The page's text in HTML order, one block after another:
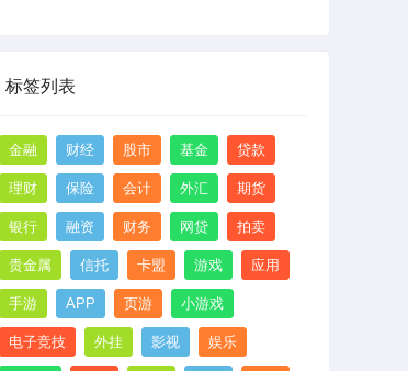
标签列表
金融 财经 股市 基金 贷款
理财 保险 会计 外汇 期货
银行 融资 财务 网贷 拍卖
贵金属 信托 卡盟 游戏 应用
手游 APP 页游 小游戏
电子竞技 外挂 影视 娱乐